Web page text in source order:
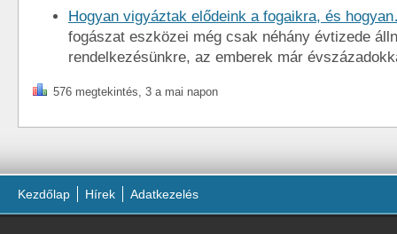
Hogyan vigyáztak elődeink a fogaikra, és
fogászat eszközei még csak néhány évtizede
rendelkezésünkre, az emberek már
576 megtekintés, 3 a mai napon
Kezdőlap Hírek Adatkezelés